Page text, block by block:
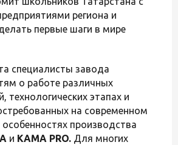
региона и
первые шаги в мире
специалисты завода
о работе различных
технологических этапах и
на современном
производства
и KAMA PRO. Для многих